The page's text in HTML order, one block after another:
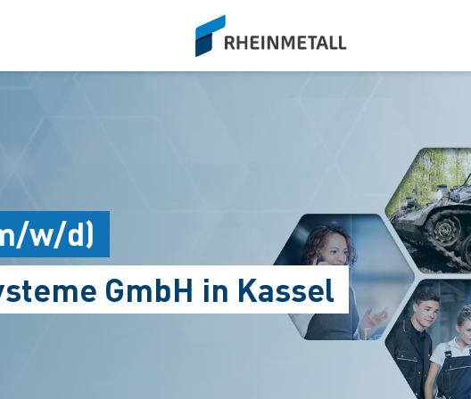
siteLogo
w/d)
GmbH in Kassel